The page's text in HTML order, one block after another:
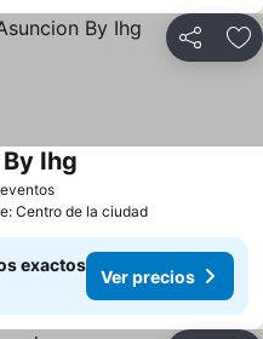
Compartir
Ihg
Centro de la ciudad
exactos
Ver precios